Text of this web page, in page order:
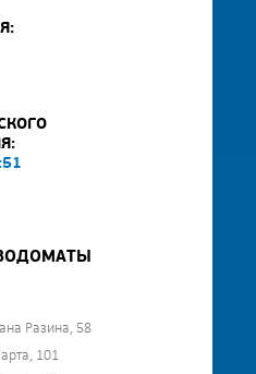
Разина, 58
101